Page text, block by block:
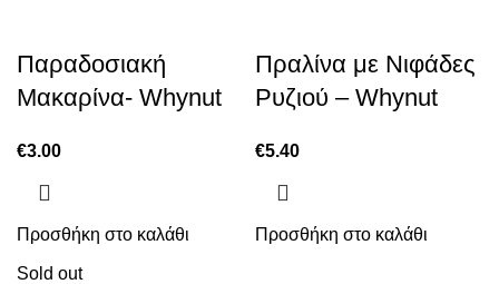
Παραδοσιακή
Μακαρίνα- Whynut
€3.00
Προσθήκη στο καλάθι
Πραλίνα με Νιφάδες
Ρυζιού – Whynut
€5.40
Προσθήκη στο καλάθι
Sold out